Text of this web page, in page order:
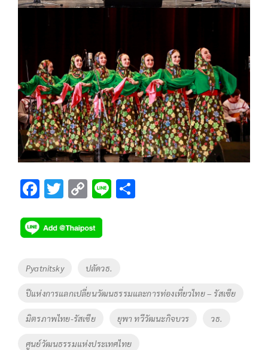
F
e
b
o
o
k
T
tt
er
C
p
y
Li
k
Li
Tags
Pyatnitsky ปลัดวธ.
ปีแห่งการแลกเปลี่ยนวัฒนธรรมและการท่องเที่ยวไทย – รัสเซีย
มิตรภาพไทย-รัสเซีย ยุพา ทวีวัฒนะกิจบวร วธ.
ศูนย์วัฒนธรรมแห่งประเทศไทย